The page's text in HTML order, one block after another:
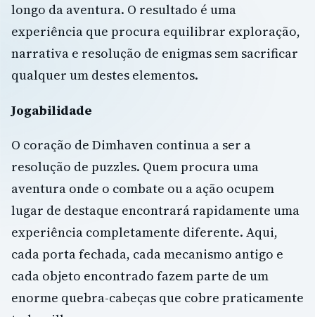
longo da aventura. O resultado é uma
experiência que procura equilibrar exploração,
narrativa e resolução de enigmas sem sacrificar
qualquer um destes elementos.
Jogabilidade
O coração de Dimhaven continua a ser a
resolução de puzzles. Quem procura uma
aventura onde o combate ou a ação ocupem
lugar de destaque encontrará rapidamente uma
experiência completamente diferente. Aqui,
cada porta fechada, cada mecanismo antigo e
cada objeto encontrado fazem parte de um
enorme quebra-cabeças que cobre praticamente